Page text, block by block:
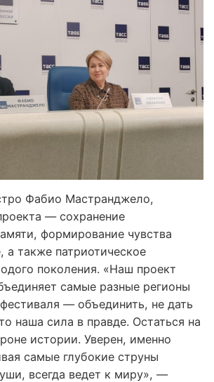
Фабио Мастранджело,
— сохранение
формирование чувства
а также патриотическое
поколения. «Наш проект
самые разные регионы
— объединить, не дать
наша сила в правде. Остаться на
истории. Уверен, именно
самые глубокие струны
всегда ведет к миру», —